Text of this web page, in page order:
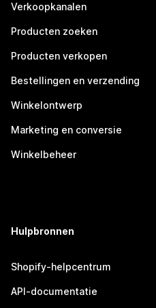
Verkoopkanalen
Producten zoeken
Producten verkopen
Bestellingen en verzending
Winkelontwerp
Marketing en conversie
Winkelbeheer
Hulpbronnen
Shopify-helpcentrum
API-documentatie